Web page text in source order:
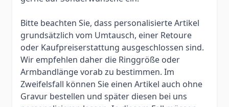
Bitte beachten Sie, dass personalisierte Artikel
grundsätzlich vom Umtausch, einer Retoure
oder Kaufpreiserstattung ausgeschlossen sind.
Wir empfehlen daher die Ringgröße oder
Armbandlänge vorab zu bestimmen. Im
Zweifelsfall können Sie einen Artikel auch ohne
Gravur bestellen und später diesen bei uns